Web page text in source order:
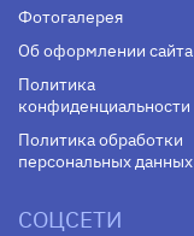
Фотогалерея
Об оформлении сайта
Политика
конфиденциальности
Политика обработки
персональных данных
СОЦСЕТИ